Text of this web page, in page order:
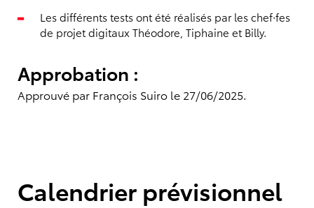
Les différents tests ont été réalisés par les chef·fes
de projet digitaux Théodore, Tiphaine et Billy.
Approbation :
Approuvé par François Suiro le 27/06/2025.
Calendrier prévisionnel